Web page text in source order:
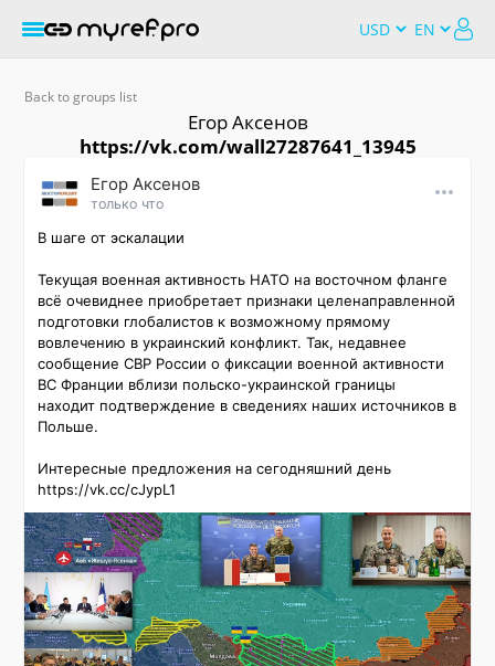
Back to groups list
Εгор Αксенов
https://vk.com/wall27287641_13945
Εгор Αксенов
только что
В шаге от эскалации
Текущая военная активность НАТО на восточном фланге
всё очевиднее приобретает признаки целенаправленной
подготовки глобалистов к возможному прямому
вовлечению в украинский конфликт. Так, недавнее
сообщение СВР России о фиксации военной активности
ВС Франции вблизи польско-украинской границы
находит подтверждение в сведениях наших источников в
Польше.
Интересные предложения на сегодняшний день
https://vk.cc/cJypL1